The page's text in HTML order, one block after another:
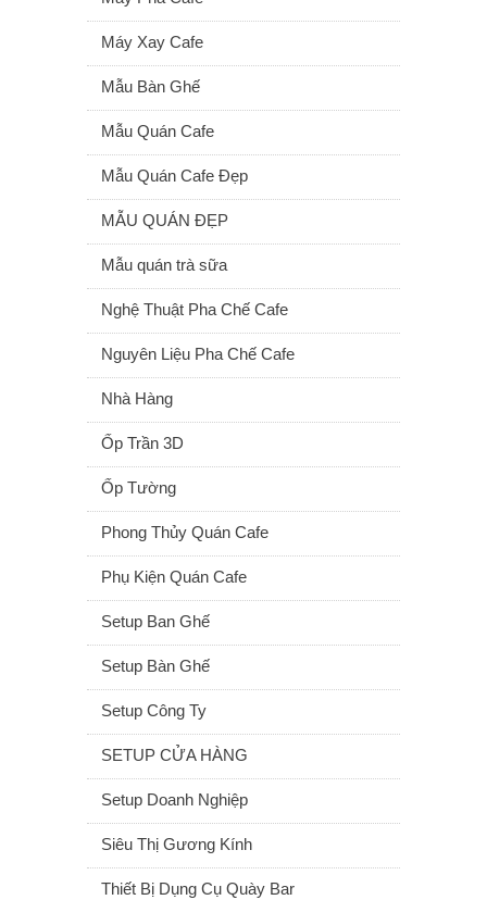
Máy Xay Cafe
Mẫu Bàn Ghế
Mẫu Quán Cafe
Mẫu Quán Cafe Đẹp
MẪU QUÁN ĐẸP
Mẫu quán trà sữa
Nghệ Thuật Pha Chế Cafe
Nguyên Liệu Pha Chế Cafe
Nhà Hàng
Ốp Trần 3D
Ốp Tường
Phong Thủy Quán Cafe
Phụ Kiện Quán Cafe
Setup Ban Ghế
Setup Bàn Ghế
Setup Công Ty
SETUP CỬA HÀNG
Setup Doanh Nghiệp
Siêu Thị Gương Kính
Thiết Bị Dụng Cụ Quày Bar